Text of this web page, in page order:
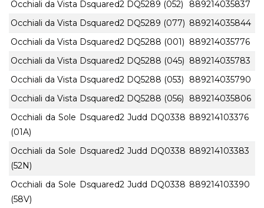
Occhiali da Vista Dsquared2 DQ5289 (052)
889214035837
Occhiali da Vista Dsquared2 DQ5289 (077) 889214035844
Occhiali da Vista Dsquared2 DQ5288 (001) 889214035776
Occhiali da Vista Dsquared2 DQ5288 (045) 889214035783
Occhiali da Vista Dsquared2 DQ5288 (053)
889214035790
Occhiali da Vista Dsquared2 DQ5288 (056)
889214035806
Occhiali da Sole Dsquared2 Judd DQ0338
(01A)
889214103376
Occhiali da Sole Dsquared2 Judd DQ0338
(52N)
889214103383
Occhiali da Sole Dsquared2 Judd DQ0338
(58V)
889214103390